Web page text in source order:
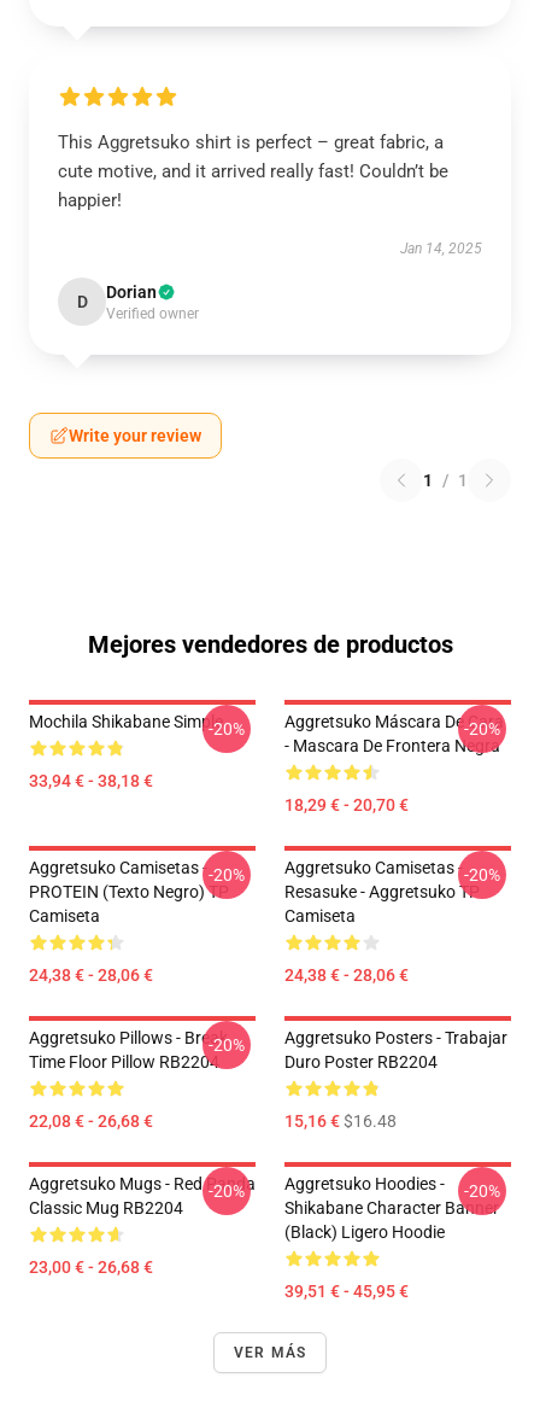
This Aggretsuko shirt is perfect – great fabric, a
cute motive, and it arrived really fast! Couldn’t be
happier!
Jan 14, 2025
D Dorian
Verified owner
Write your review
1 / 1
Mejores vendedores de productos
Mochila Shikabane Simple
33,94 € - 38,18 €
-20%
Aggretsuko Máscara De Cara
- Mascara De Frontera Negra
18,29 € - 20,70 €
-20%
Aggretsuko Camisetas -
PROTEIN (texto Negro) TP
Camiseta
24,38 € - 28,06 €
-20%
Aggretsuko Camisetas -
Resasuke - Aggretsuko TP
Camiseta
24,38 € - 28,06 €
-20%
Aggretsuko Pillows - Break
Time Floor Pillow RB2204
22,08 € - 26,68 €
-20%
Aggretsuko Posters - Trabajar
Duro Poster RB2204
15,16 €$16.48
Aggretsuko Mugs - Red Panda
Classic Mug RB2204
23,00 € - 26,68 €
-20%
Aggretsuko Hoodies -
Shikabane Character Banner
(Black) Ligero Hoodie
39,51 € - 45,95 €
-20%
VER MÁS